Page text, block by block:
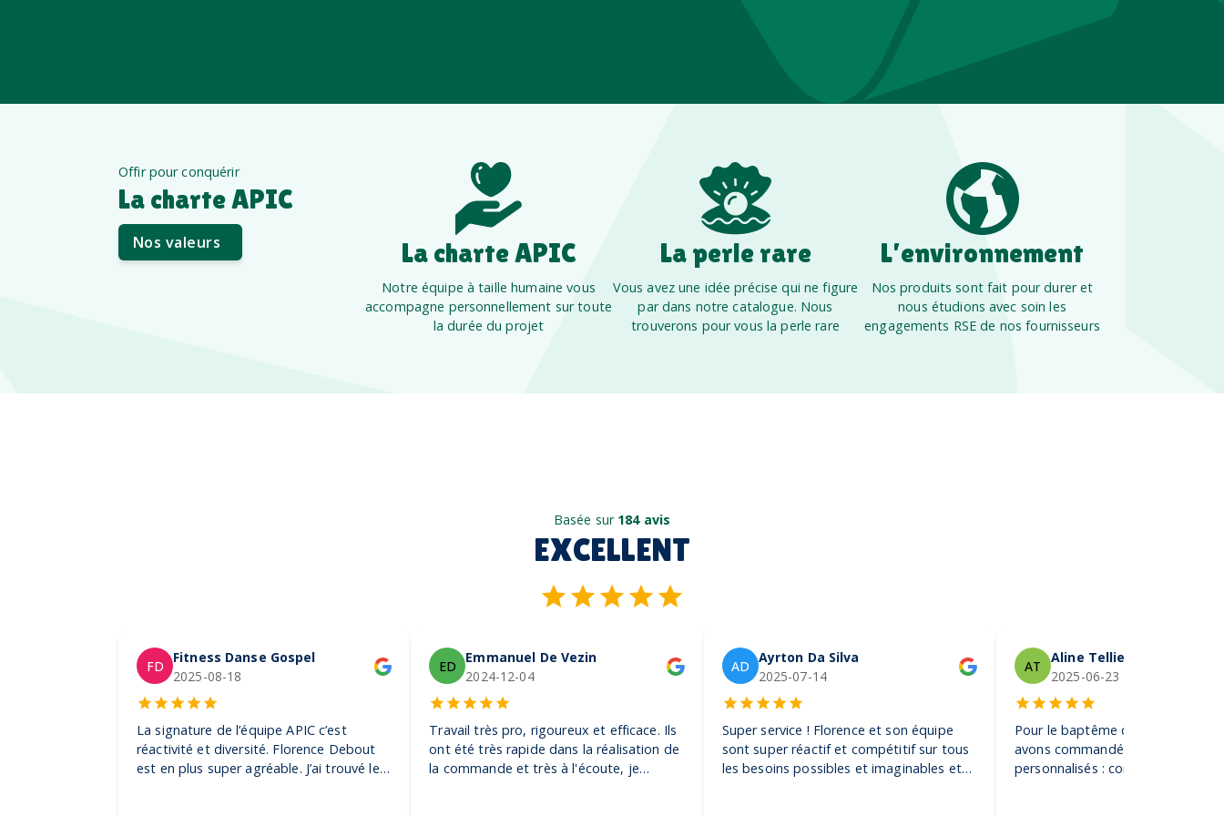
Offir pour conquérir
La charte APIC
Nos valeurs La charte APIC
Notre équipe à taille humaine vous
accompagne personnellement sur toute
la durée du projet
La perle rare
Vous avez une idée précise qui ne figure
par dans notre catalogue. Nous
trouverons pour vous la perle rare
L’environnement
Nos produits sont fait pour durer et
nous étudions avec soin les
engagements RSE de nos fournisseurs
Basée sur 184 avis
EXCELLENT
FD
Fitness Danse Gospel
2025-08-18
La signature de l’équipe APIC c’est
réactivité et diversité. Florence Debout
est en plus super agréable. J’ai trouvé les
ED
Emmanuel De Vezin
2024-12-04
Travail très pro, rigoureux et efficace. Ils
ont été très rapide dans la réalisation de
la commande et très à l'écoute, je
AD Ayrton Da Silva
2025-07-14
Super service ! Florence et son équipe
sont super réactif et compétitif sur tous
les besoins possibles et imaginables et
AT
Aline Tellier
2025-06-23
Pour le baptême de notre fils,
avons commandé des gobelets
personnalisés : conseil, rapidité,